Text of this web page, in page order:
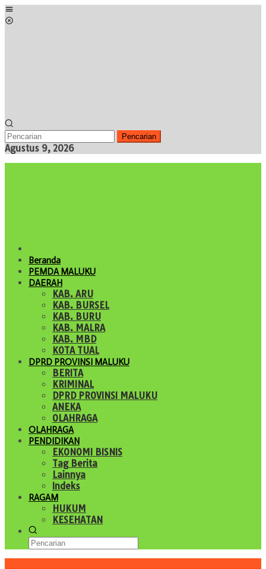
Loncat
ke
Pencarian
Agustus 9, 2026
Beranda
PEMDA MALUKU
DAERAH
KAB. ARU
KAB. BURSEL
KAB. BURU
KAB. MALRA
KAB. MBD
KOTA TUAL
DPRD PROVINSI MALUKU
BERITA
KRIMINAL
DPRD PROVINSI MALUKU
ANEKA
OLAHRAGA
OLAHRAGA
PENDIDIKAN
EKONOMI BISNIS
Tag Berita
Lainnya
Indeks
RAGAM
HUKUM
KESEHATAN